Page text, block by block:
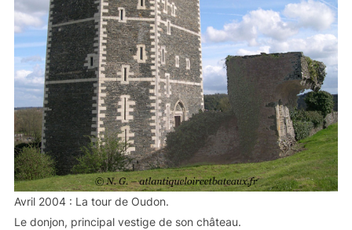
Avril 2004 : La tour de Oudon.
Le donjon, principal vestige de son château.